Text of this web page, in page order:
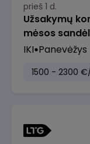
prieš 1 d.
Užsakymų
mėsos
IKI Panevėžys
1500 - 2300